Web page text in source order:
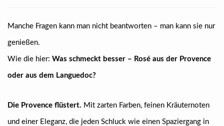
Manche Fragen kann man nicht beantworten – man kann sie nur
genießen.
Wie die hier: Was schmeckt besser – Rosé aus der Provence
oder aus dem Languedoc?
Die Provence flüstert. Mit zarten Farben, feinen Kräuternoten
und einer Eleganz, die jeden Schluck wie einen Spaziergang in